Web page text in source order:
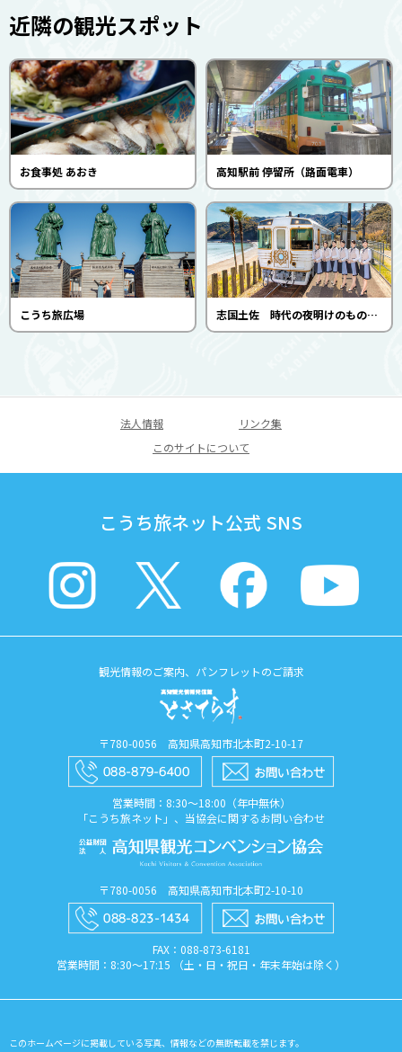
近隣の観光スポット
お食事処 あおき 高知駅前 停留所（路面電車）
こうち旅広場 志国土佐 時代の夜明けのものがたり
法人情報
リンク集
このサイトについて
こうち旅ネット公式 SNS
観光情報のご案内、パンフレットのご請求
〒780-0056 高知県高知市北本町2-10-17
営業時間：8:30〜18:00（年中無休）
「こうち旅ネット」、当協会に関するお問い合わせ
〒780-0056 高知県高知市北本町2-10-10
FAX：088​-873​-6181
営業時間：8:30〜17:15 （土・日・祝日・年末年始は除く）
このホームページに掲載している写真、情報などの無断転載を禁じます。